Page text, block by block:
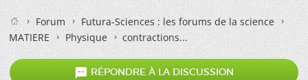
Forum
Futura-Sciences : les forums de la science
MATIERE
Physique contractions...
 RÉPONDRE À LA DISCUSSION